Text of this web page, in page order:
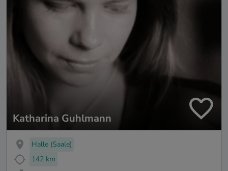
Katharina Guhlmann
Halle (Saale)
142 km